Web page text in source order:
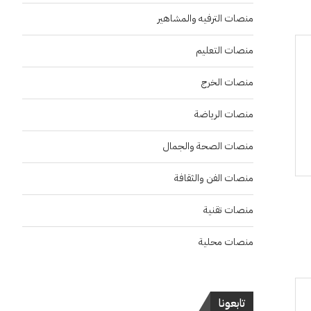
منصات الترفيه والمشاهير
منصات التعليم
منصات الخرج
منصات الرياضة
منصات الصحة والجمال
منصات الفن والثقافة
منصات تقنية
منصات محلية
تابعونا